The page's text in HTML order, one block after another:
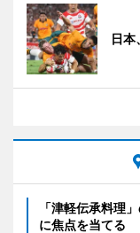
日
「津軽伝承料理
に焦点を当てる